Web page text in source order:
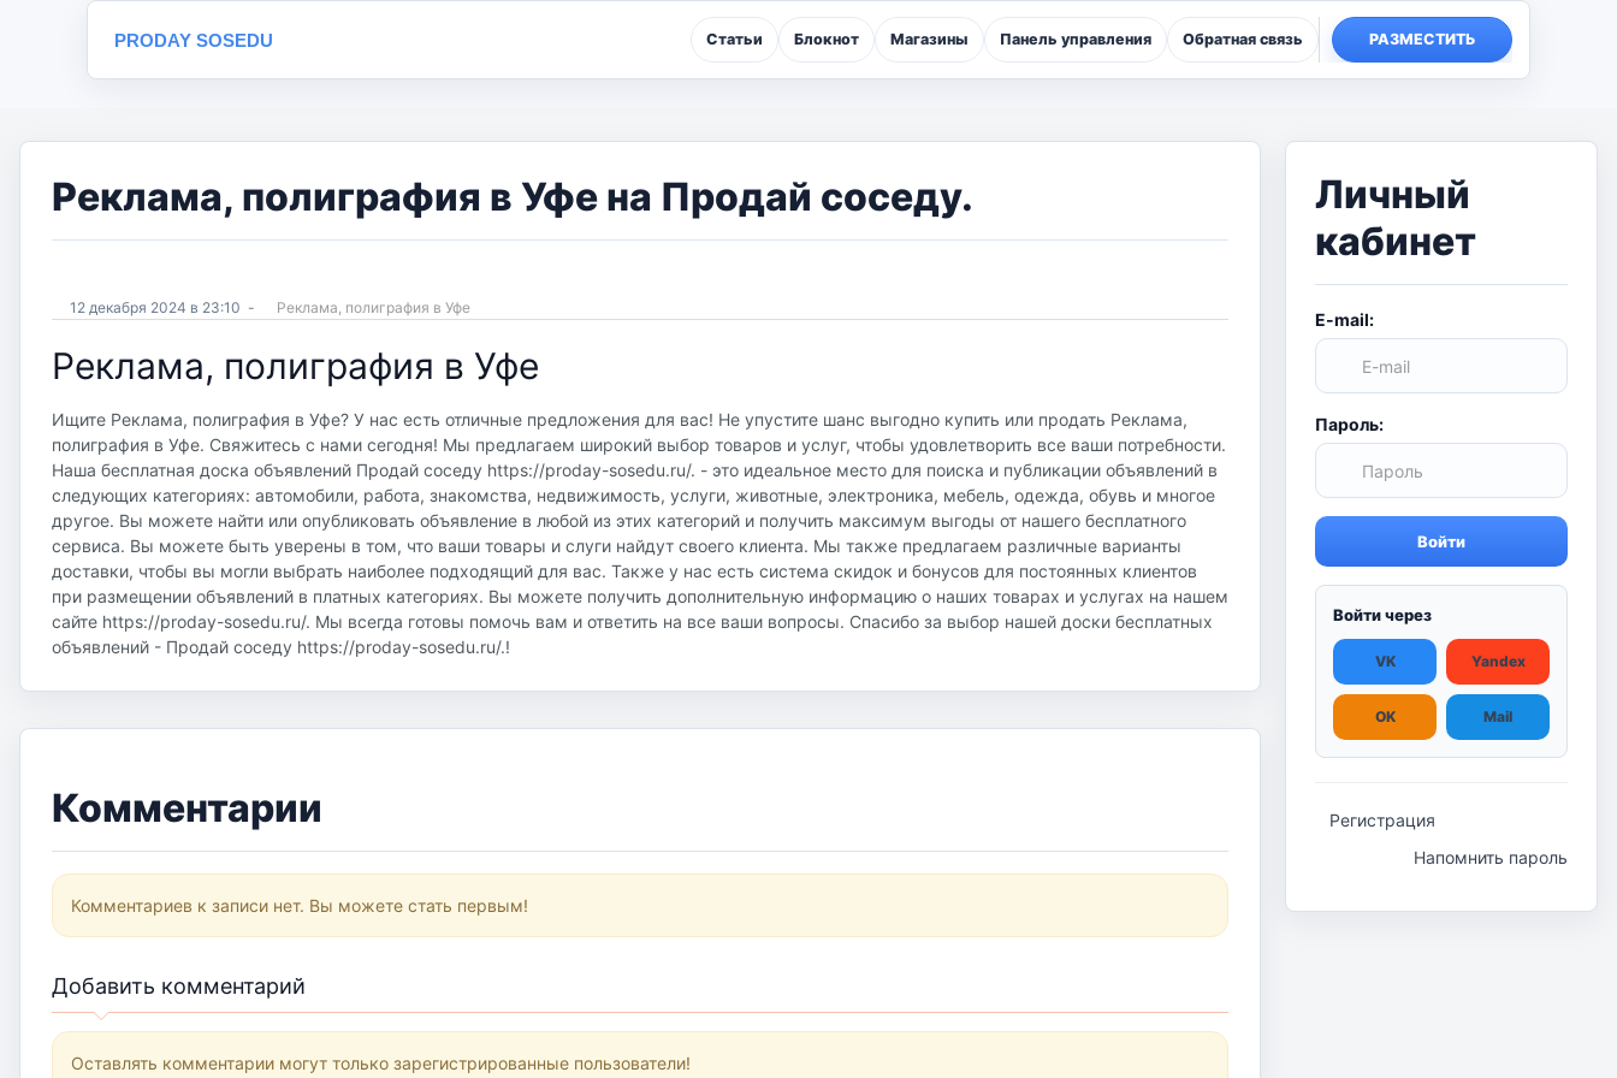
PRODAY SOSEDU Статьи Блокнот Магазины Панель управления Обратная связь РАЗМЕСТИТЬ
Реклама, полиграфия в Уфе на Продай соседу.
12 декабря 2024 в 23:10 - Реклама, полиграфия в Уфе
Реклама, полиграфия в Уфе
Ищите Реклама, полиграфия в Уфе? У нас есть отличные предложения для вас! Не упустите шанс выгодно купить или продать Реклама,
полиграфия в Уфе. Свяжитесь с нами сегодня! Мы предлагаем широкий выбор товаров и услуг, чтобы удовлетворить все ваши потребности.
Наша бесплатная доска объявлений Продай соседу https://proday-sosedu.ru/. - это идеальное место для поиска и публикации объявлений в
следующих категориях: автомобили, работа, знакомства, недвижимость, услуги, животные, электроника, мебель, одежда, обувь и многое
другое. Вы можете найти или опубликовать объявление в любой из этих категорий и получить максимум выгоды от нашего бесплатного
сервиса. Вы можете быть уверены в том, что ваши товары и слуги найдут своего клиента. Мы также предлагаем различные варианты
доставки, чтобы вы могли выбрать наиболее подходящий для вас. Также у нас есть система скидок и бонусов для постоянных клиентов
при размещении объявлений в платных категориях. Вы можете получить дополнительную информацию о наших товарах и услугах на нашем
сайте https://proday-sosedu.ru/. Мы всегда готовы помочь вам и ответить на все ваши вопросы. Спасибо за выбор нашей доски бесплатных
объявлений - Продай соседу https://proday-sosedu.ru/.!
Комментарии
Комментариев к записи нет. Вы можете стать первым!
Добавить комментарий
Оставлять комментарии могут только зарегистрированные пользователи!
Личный
кабинет
E-mail:
Пароль:
Войти
Войти через
VK Yandex
OK Mail
Регистрация
Напомнить пароль